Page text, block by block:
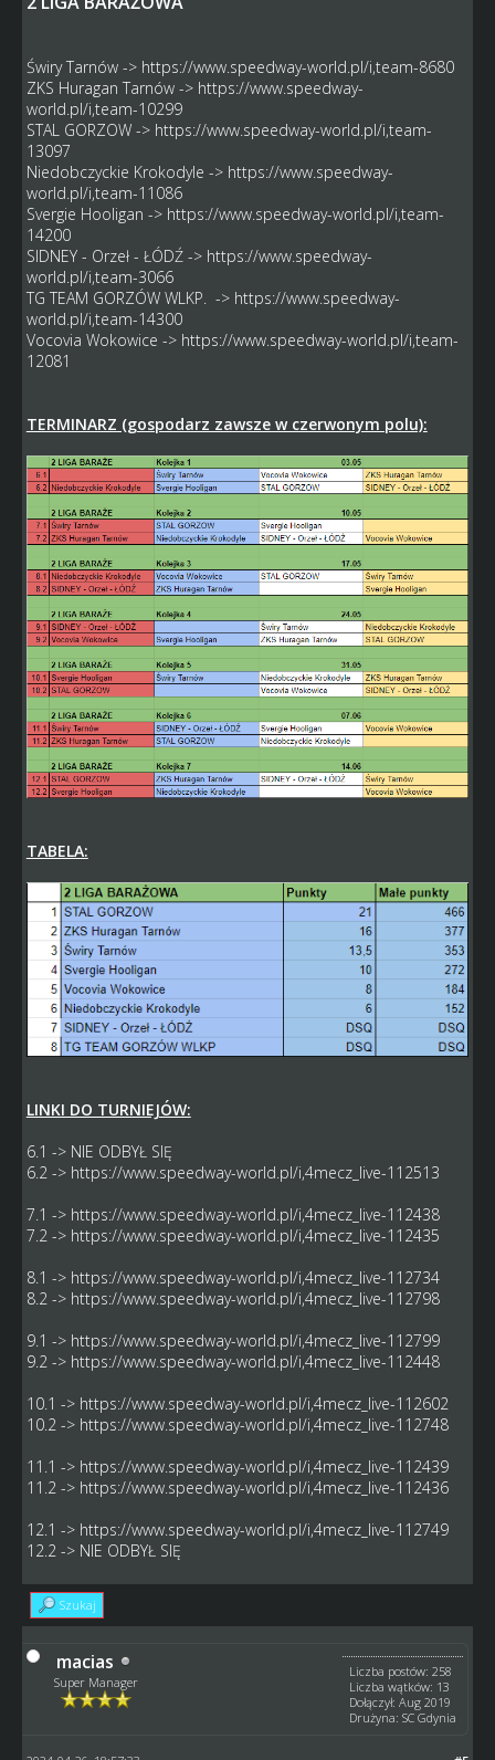
Świry Tarnów -> https://www.speedway-world.pl/i,team-8680
ZKS Huragan Tarnów -> https://www.speedway-
world.pl/i,team-10299
STAL GORZOW -> https://www.speedway-world.pl/i,team-
13097
Niedobczyckie Krokodyle -> https://www.speedway-
world.pl/i,team-11086
Svergie Hooligan -> https://www.speedway-world.pl/i,team-
14200
SIDNEY - Orzeł - ŁÓDŹ -> https://www.speedway-
world.pl/i,team-3066
TG TEAM GORZÓW WLKP. -> https://www.speedway-
world.pl/i,team-14300
Vocovia Wokowice -> https://www.speedway-world.pl/i,team-
12081
TERMINARZ (gospodarz zawsze w czerwonym polu):
TABELA:
LINKI DO TURNIEJÓW:
6.1 -> NIE ODBYŁ SIĘ
6.2 -> https://www.speedway-world.pl/i,4mecz_live-112513
7.1 -> https://www.speedway-world.pl/i,4mecz_live-112438
7.2 -> https://www.speedway-world.pl/i,4mecz_live-112435
8.1 -> https://www.speedway-world.pl/i,4mecz_live-112734
8.2 -> https://www.speedway-world.pl/i,4mecz_live-112798
9.1 -> https://www.speedway-world.pl/i,4mecz_live-112799
9.2 -> https://www.speedway-world.pl/i,4mecz_live-112448
10.1 -> https://www.speedway-world.pl/i,4mecz_live-112602
10.2 -> https://www.speedway-world.pl/i,4mecz_live-112748
11.1 -> https://www.speedway-world.pl/i,4mecz_live-112439
11.2 -> https://www.speedway-world.pl/i,4mecz_live-112436
12.1 -> https://www.speedway-world.pl/i,4mecz_live-112749
12.2 -> NIE ODBYŁ SIĘ
Szukaj
macias
Super Manager
Liczba postów: 258
Liczba wątków: 13
Dołączył: Aug 2019
Drużyna: SC Gdynia